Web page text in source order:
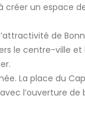
un espace
de
le centre-ville
La place du
l’ouverture